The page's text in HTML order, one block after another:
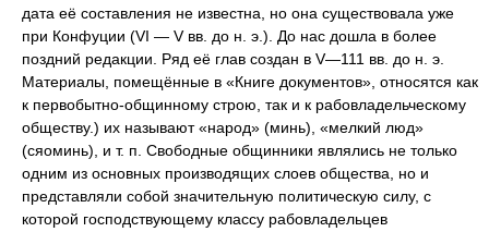
дата её составления не известна, но она существовала уже
при Конфуции (VI — V вв. до н. э.). До нас дошла в более
поздний редакции. Ряд её глав создан в V—111 вв. до н. э.
Материалы, помещённые в «Книге документов», относятся как
к первобытно-общинному строю, так и к рабовладельческому
обществу.) их называют «народ» (минь), «мелкий люд»
(сяоминь), и т. п. Свободные общинники являлись не только
одним из основных производящих слоев общества, но и
представляли собой значительную политическую силу, с
которой господствующему классу рабовладельцев